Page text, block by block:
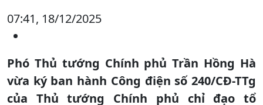
07:41, 18/12/2025
Phó Thủ tướng Chính phủ Trần Hồng Hà
vừa ký ban hành Công điện số 240/CĐ-TTg
của Thủ tướng Chính phủ chỉ đạo tổ